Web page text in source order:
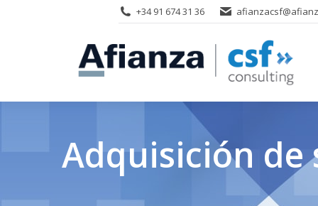
+34 91 674 31 36
Adquisición de